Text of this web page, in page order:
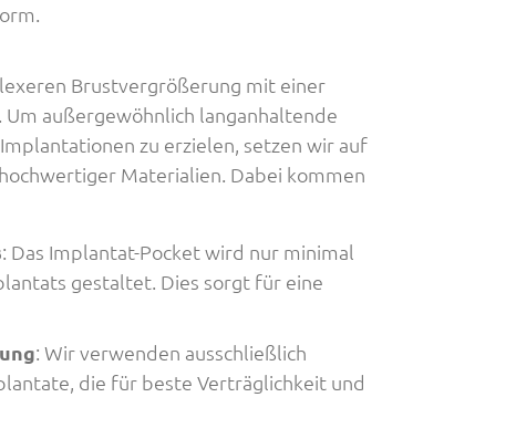
Brustvergrößerung mit einer
außergewöhnlich langanhaltende
zu erzielen, setzen wir auf
Materialien. Dabei kommen
: Das Implantat-Pocket wird nur minimal
gestaltet. Dies sorgt für eine
: Wir verwenden ausschließlich
die für beste Verträglichkeit und